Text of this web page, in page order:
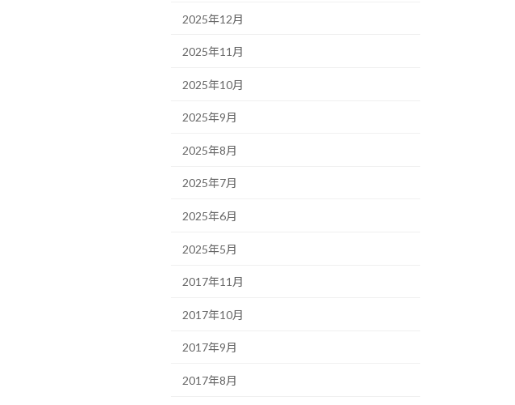
2025年12月
2025年11月
2025年10月
2025年9月
2025年8月
2025年7月
2025年6月
2025年5月
2017年11月
2017年10月
2017年9月
2017年8月